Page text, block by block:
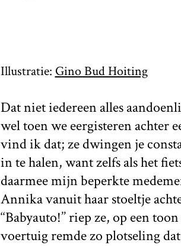
Illustratie: Gino Bud Hoiting
Dat niet iedereen alles
wel toen we eergisteren achter
vind ik dat; ze dwingen je
in te halen, want zelfs als het
daarmee mijn beperkte
Annika vanuit haar stoeltje
‘‘Babyauto!’’ riep ze, op een
voertuig remde zo plotseling